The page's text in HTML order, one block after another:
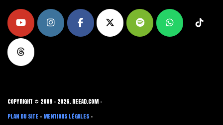
COPYRIGHT © 2009 - 2026, REEAD.COM -
PLAN DU SITE - MENTIONS LÉGALES -